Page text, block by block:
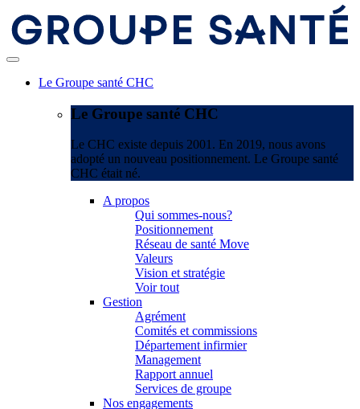
Le Groupe santé CHC
Le Groupe santé CHC
Le CHC existe depuis 2001. En 2019, nous avons
adopté un nouveau positionnement. Le Groupe santé
CHC était né.
A propos
Qui sommes-nous?
Positionnement
Réseau de santé Move
Valeurs
Vision et stratégie
Voir tout
Gestion
Agrément
Comités et commissions
Département infirmier
Management
Rapport annuel
Services de groupe
Nos engagements